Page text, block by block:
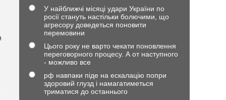
У найближчі місяці удари України по
росії стануть настільки болючими, що
агресору доведеться поновити
перемовини
Цього року не варто чекати поновлення
переговорного процесу. А от наступного
- можливо все
рф навпаки піде на ескалацію попри
здоровий глузд і намагатиметься
триматися до останнього